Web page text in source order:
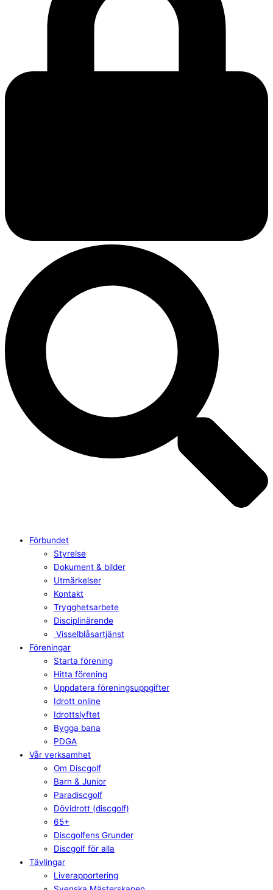
Förbundet
Styrelse
Dokument & bilder
Utmärkelser
Kontakt
Trygghetsarbete
Disciplinärende
Visselblåsartjänst
Föreningar
Starta förening
Hitta förening
Uppdatera föreningsuppgifter
Idrott online
Idrottslyftet
Bygga bana
PDGA
Vår verksamhet
Om Discgolf
Barn & Junior
Paradiscgolf
Dövidrott (discgolf)
65+
Discgolfens Grunder
Discgolf för alla
Tävlingar
Liverapportering